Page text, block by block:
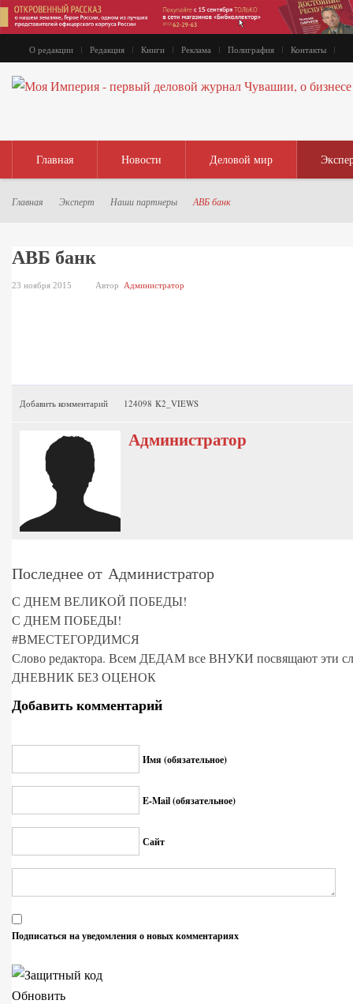
О редакции Редакция Книги Реклама Полиграфия Контакты
Главная Новости Деловой мир
Главная Эксперт Наши партнеры АВБ банк
АВБ банк
23 ноября 2015 Автор Администратор
Добавить комментарий 124098 K2_VIEWS
Администратор
Последнее от Администратор
С ДНЕМ ВЕЛИКОЙ ПОБЕДЫ!
С ДНЕМ ПОБЕДЫ!
#ВМЕСТЕГОРДИМСЯ
Слово редактора. Всем ДЕДАМ все ВНУКИ посвящают эти
ДНЕВНИК БЕЗ ОЦЕНОК
Добавить комментарий
Имя (обязательное)
E-Mail (обязательное)
Сайт
Подписаться на уведомления о новых комментариях
Обновить